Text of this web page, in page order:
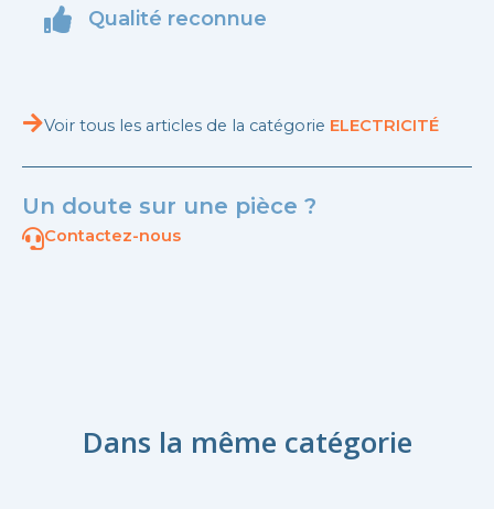
Qualité reconnue
Voir tous les articles de la catégorie ELECTRICITÉ
Un doute sur une pièce ?
Contactez-nous
Dans la même catégorie